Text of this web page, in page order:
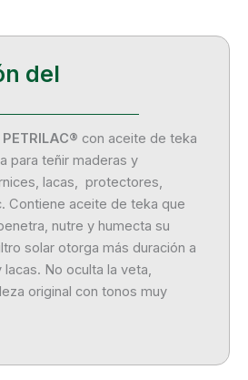
con aceite de teka
para teñir maderas y
lacas, protectores,
Contiene aceite de teka que
nutre y humecta su
solar otorga más duración a
No oculta la veta,
original con tonos muy